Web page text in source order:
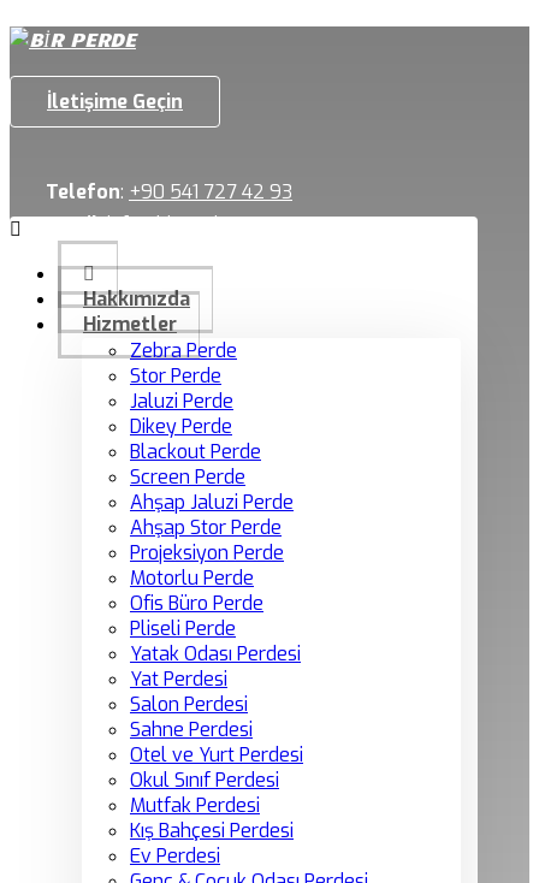
İletişime Geçin
Telefon: +90 541 727 42 93
Email:info@birperde.com
Hakkımızda
Hizmetler
Zebra Perde
Stor Perde
Jaluzi Perde
Dikey Perde
Blackout Perde
Screen Perde
Ahşap Jaluzi Perde
Ahşap Stor Perde
Projeksiyon Perde
Motorlu Perde
Ofis Büro Perde
Pliseli Perde
Yatak Odası Perdesi
Yat Perdesi
Salon Perdesi
Sahne Perdesi
Otel ve Yurt Perdesi
Okul Sınıf Perdesi
Mutfak Perdesi
Kış Bahçesi Perdesi
Ev Perdesi